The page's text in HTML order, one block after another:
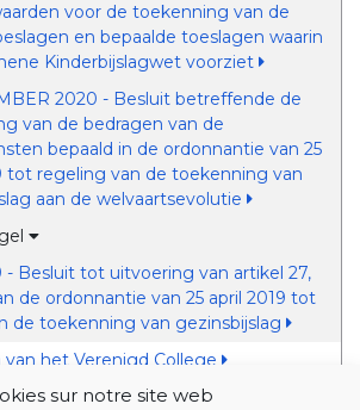
sur notre site web
voor de toekenning van de
en bepaalde toeslagen waarin
Kinderbijslagwet voorziet
2020 - Besluit betreffende de
van de bedragen van de
bepaald in de ordonnantie van 25
tot regeling van de toekenning van
aan de welvaartsevolutie
- Besluit tot uitvoering van artikel 27,
de ordonnantie van 25 april 2019 tot
de toekenning van gezinsbijslag
het Verenigd College
van de Dienst